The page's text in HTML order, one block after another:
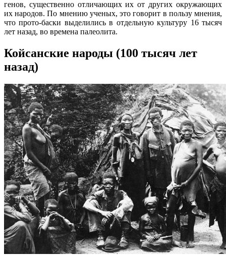
генов, существенно отличающих их от других окружающих
их народов. По мнению ученых, это говорит в пользу мнения,
что прото-баски выделились в отдельную культуру 16 тысяч
лет назад, во времена палеолита.
Койсанские народы (100 тысяч лет
назад)